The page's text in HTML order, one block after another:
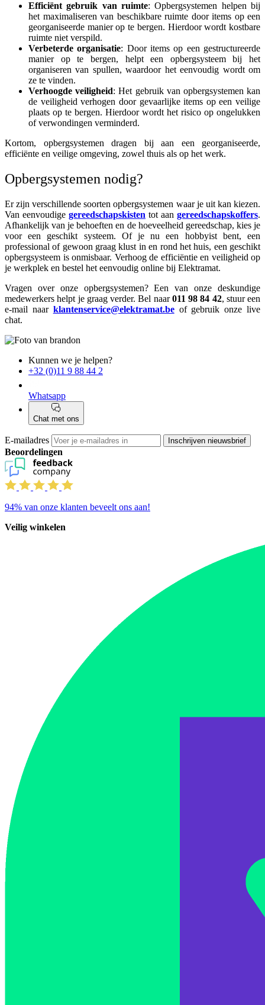
Efficiënt gebruik van ruimte: Opbergsystemen helpen bij
het maximaliseren van beschikbare ruimte door items op een
georganiseerde manier op te bergen. Hierdoor wordt kostbare
ruimte niet verspild.
Verbeterde organisatie: Door items op een gestructureerde
manier op te bergen, helpt een opbergsysteem bij het
organiseren van spullen, waardoor het eenvoudig wordt om
ze te vinden.
Verhoogde veiligheid: Het gebruik van opbergsystemen kan
de veiligheid verhogen door gevaarlijke items op een veilige
plaats op te bergen. Hierdoor wordt het risico op ongelukken
of verwondingen verminderd.
Kortom, opbergsystemen dragen bij aan een georganiseerde,
efficiënte en veilige omgeving, zowel thuis als op het werk.
Opbergsystemen nodig?
Er zijn verschillende soorten opbergsystemen waar je uit kan kiezen.
Van eenvoudige gereedschapskisten tot aan gereedschapskoffers.
Afhankelijk van je behoeften en de hoeveelheid gereedschap, kies je
voor een geschikt systeem. Of je nu een hobbyist bent, een
professional of gewoon graag klust in en rond het huis, een geschikt
opbergsysteem is onmisbaar. Verhoog de efficiëntie en veiligheid op
je werkplek en bestel het eenvoudig online bij Elektramat.
Vragen over onze opbergsystemen? Een van onze deskundige
medewerkers helpt je graag verder. Bel naar011 98 84 42, stuur een
e-mail naar klantenservice@elektramat.beof gebruik onze live
chat.
Kunnen we je helpen?
+32 (0)11 9 88 44 2
Whatsapp
Chat met ons
E-mailadres Inschrijven nieuwsbrief
Beoordelingen
94% van onze klanten beveelt ons aan!
Veilig winkelen